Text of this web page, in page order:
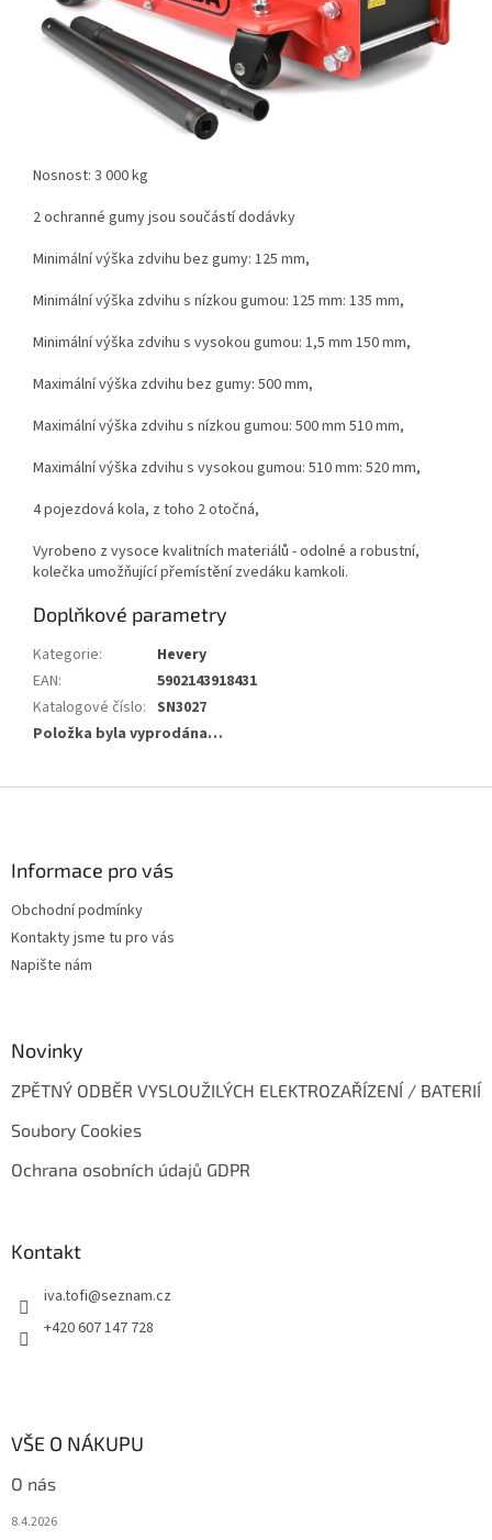
Nosnost: 3 000 kg
2 ochranné gumy jsou součástí dodávky
Minimální výška zdvihu bez gumy: 125 mm,
Minimální výška zdvihu s nízkou gumou: 125 mm: 135 mm,
Minimální výška zdvihu s vysokou gumou: 1,5 mm 150 mm,
Maximální výška zdvihu bez gumy: 500 mm,
Maximální výška zdvihu s nízkou gumou: 500 mm 510 mm,
Maximální výška zdvihu s vysokou gumou: 510 mm: 520 mm,
4 pojezdová kola, z toho 2 otočná,
Vyrobeno z vysoce kvalitních materiálů - odolné a robustní,
kolečka umožňující přemístění zvedáku kamkoli.
Doplňkové parametry
Kategorie:
Hevery
EAN:
5902143918431
Katalogové číslo: SN3027
Položka byla vyprodána…
Informace pro vás
Obchodní podmínky
Kontakty jsme tu pro vás
Napište nám
Novinky
ZPĚTNÝ ODBĚR VYSLOUŽILÝCH ELEKTROZAŘÍZENÍ / BATERIÍ
Soubory Cookies
Ochrana osobních údajů GDPR
Kontakt
iva.tofi@seznam.cz
+420 607 147 728
VŠE O NÁKUPU
O nás
8.4.2026